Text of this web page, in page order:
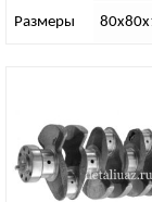
Размеры